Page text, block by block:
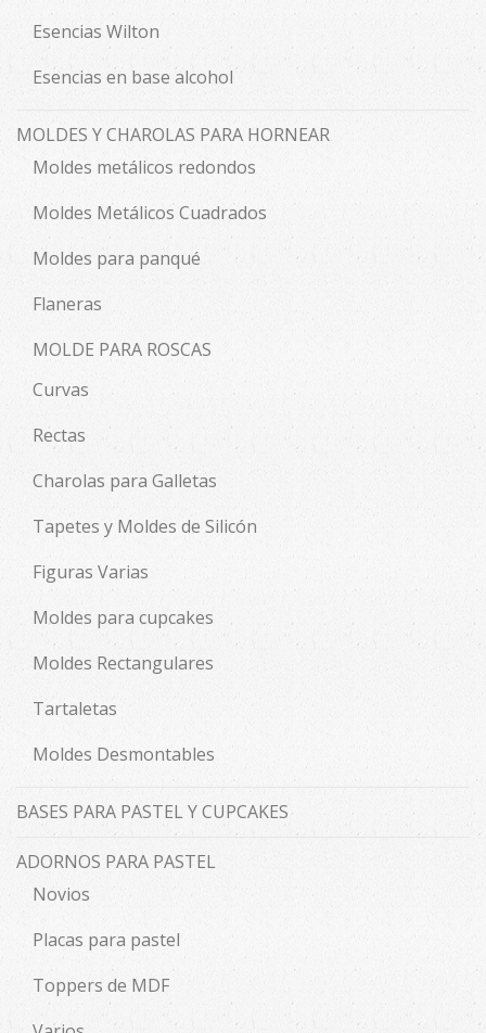
Esencias Wilton
Esencias en base alcohol
MOLDES Y CHAROLAS PARA HORNEAR
Moldes metálicos redondos
Moldes Metálicos Cuadrados
Moldes para panqué
Flaneras
MOLDE PARA ROSCAS
Curvas
Rectas
Charolas para Galletas
Tapetes y Moldes de Silicón
Figuras Varias
Moldes para cupcakes
Moldes Rectangulares
Tartaletas
Moldes Desmontables
BASES PARA PASTEL Y CUPCAKES
ADORNOS PARA PASTEL
Novios
Placas para pastel
Toppers de MDF